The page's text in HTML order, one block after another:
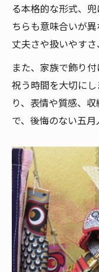
る本格的な形式、
ちらも意味合いが
丈夫さや扱いやすさ
また、家族で飾り
祝う時間を大切に
り、表情や質感、
で、後悔のない五月